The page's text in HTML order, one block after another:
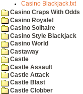
Casino Blackjack.txt
Casino Craps With Odds
Casino Royale!
Casino Solitaire
Casino Style Blackjack
Casino World
Castaway
Castle
Castle Assault
Castle Attack
Castle Blast
Castle Clobber